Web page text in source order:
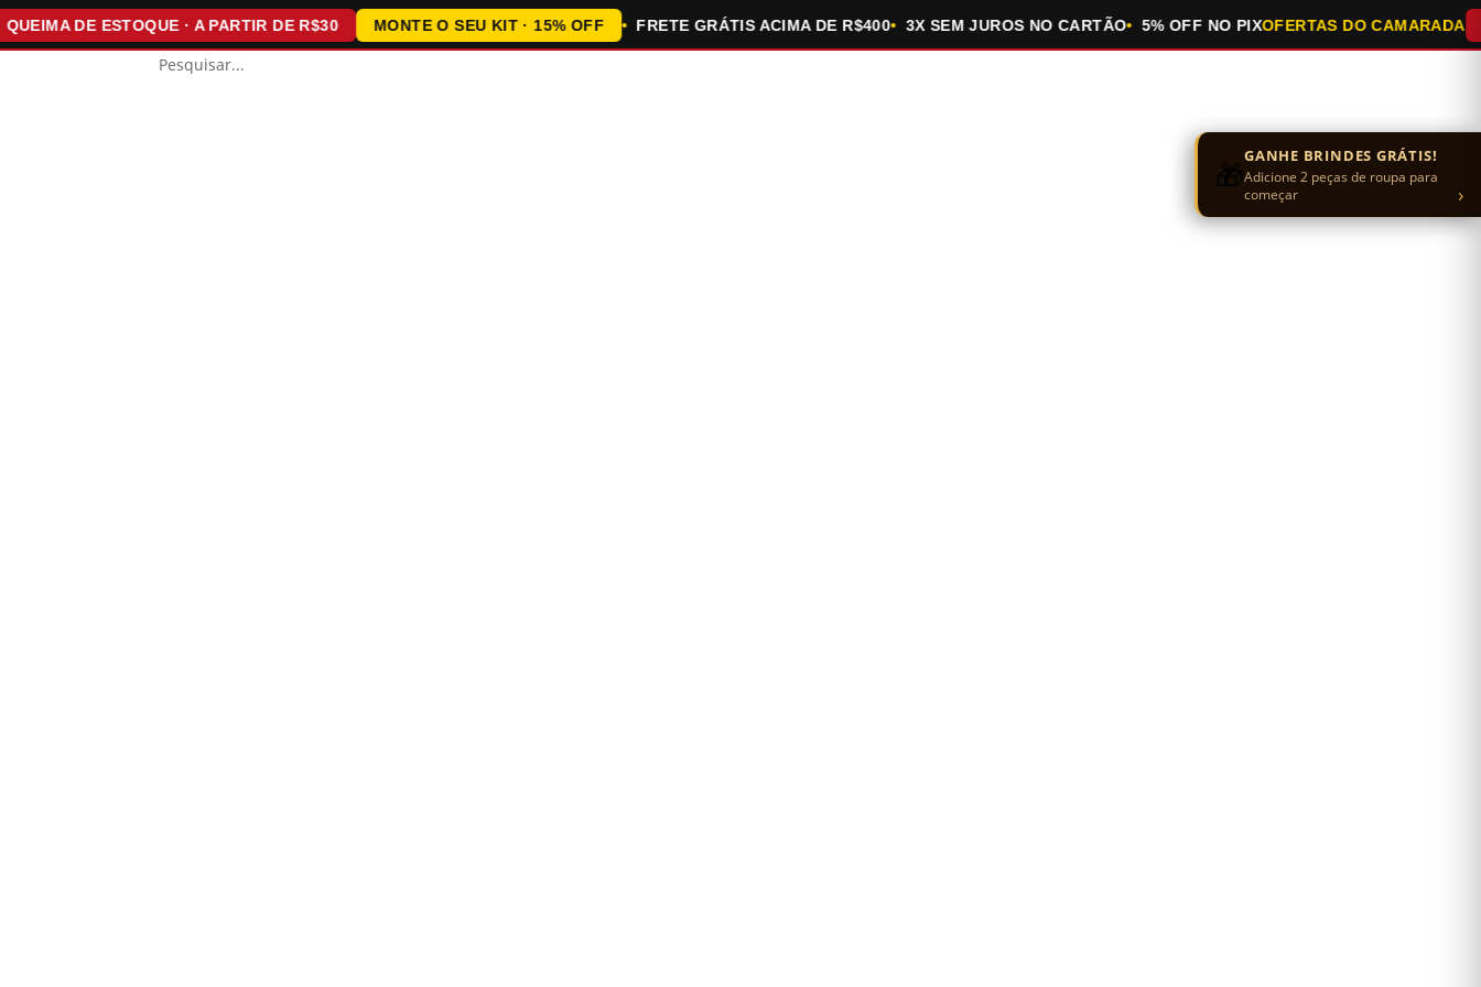
DE ESTOQUE · A PARTIR DE R$30 MONTE O SEU KIT · 15% OFF FRETE GRÁTIS ACIMA DE R$400 3X SEM JUROS NO CARTÃO 5% OFF NO PIXOFERTAS DO CAMARADA
🎁GANHE BRINDES GRÁTIS!
Adicione 2 peças de roupa para
começar
›